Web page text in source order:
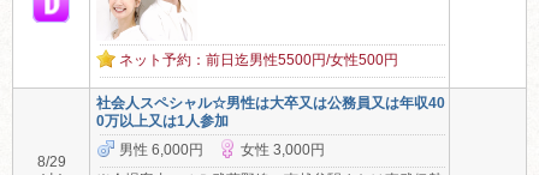
ネット予約：前日迄男性5500円/女性500円
8/29
社会人スペシャル☆男性は大卒又は公務員又は年収40
0万以上又は1人参加
男性 6,000円
女性 3,000円